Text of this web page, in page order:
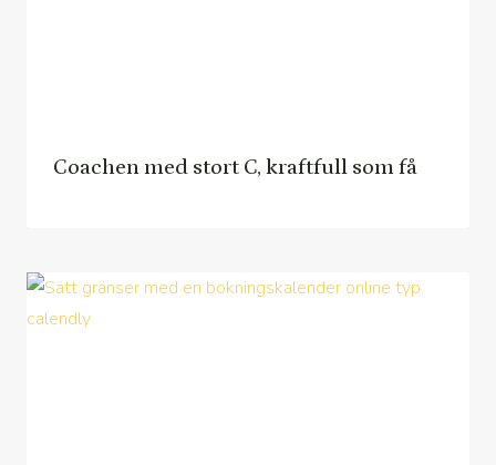
Coachen med stort C, kraftfull som få